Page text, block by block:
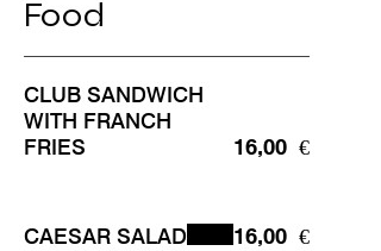
Food
CLUB SANDWICH
WITH FRANCH
FRIES
16,00 €
CAESAR SALAD 16,00 €